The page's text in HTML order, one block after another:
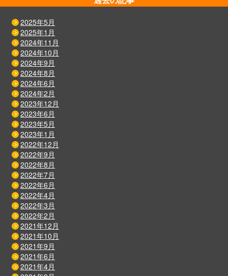
2025年5月
2025年1月
2024年11月
2024年10月
2024年9月
2024年8月
2024年6月
2024年2月
2023年12月
2023年6月
2023年5月
2023年1月
2022年12月
2022年9月
2022年8月
2022年7月
2022年6月
2022年4月
2022年3月
2022年2月
2021年12月
2021年10月
2021年9月
2021年6月
2021年4月